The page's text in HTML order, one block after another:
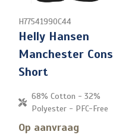
H77541990C44
Helly Hansen
Manchester Cons
Short
68% Cotton - 32%
Polyester - PFC-Free
Op aanvraag